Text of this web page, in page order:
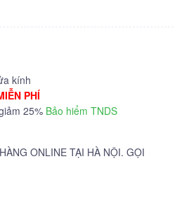
kính
PHÍ
25% Bảo hiểm TNDS
ONLINE TẠI HÀ NỘI. GỌI